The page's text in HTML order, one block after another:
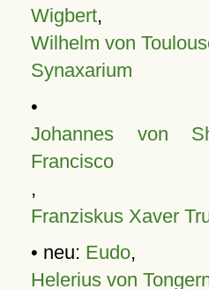
Wigbert,
Wilhelm von
Synaxarium
•
Johannes von
Francisco
,
Franziskus Xaver
• neu: Eudo,
Helerius von